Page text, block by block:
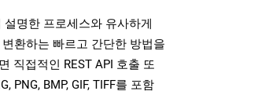
명한 프로세스와 유사하게
환하는 빠르고 간단한 방법을
직접적인 REST API 호출 또
PNG, BMP, GIF, TIFF를 포함